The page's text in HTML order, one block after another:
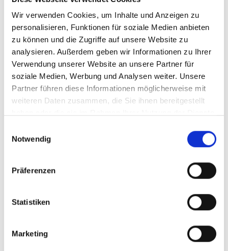
Wir verwenden Cookies, um Inhalte und Anzeigen zu
personalisieren, Funktionen für soziale Medien anbieten
zu können und die Zugriffe auf unsere Website zu
analysieren. Außerdem geben wir Informationen zu Ihrer
Verwendung unserer Website an unsere Partner für
soziale Medien, Werbung und Analysen weiter. Unsere
Partner führen diese Informationen möglicherweise mit
weiteren Daten zusammen, die Sie ihnen bereitgestellt
Notwendig
Präferenzen
Statistiken
Marketing
Sonnenbrillen
Internationale Marken und Designer
Sonnenbrillen mit und ohne individueller
Sehstärke
Umfassender UV-Schutz
Ausführliche Nachkontrollen